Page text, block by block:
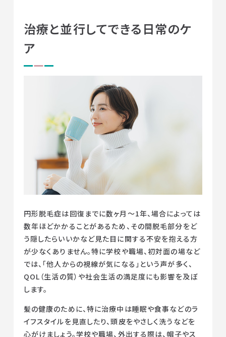
治療と並行してできる日常のケ
ア
円形脱毛症は回復までに数ヶ月〜1年、場合によっては
数年ほどかかることがあるため、その間脱毛部分をど
う隠したらいいかなど見た目に関する不安を抱える方
が少なくありません。特に学校や職場、初対面の場など
では、「他人からの視線が気になる」という声が多く、
QOL（生活の質）や社会生活の満足度にも影響を及ぼ
します。
髪の健康のために、特に治療中は睡眠や食事などのラ
イフスタイルを見直したり、頭皮をやさしく洗うなどを
心がけましょう。学校や職場、外出する際は、帽子やス